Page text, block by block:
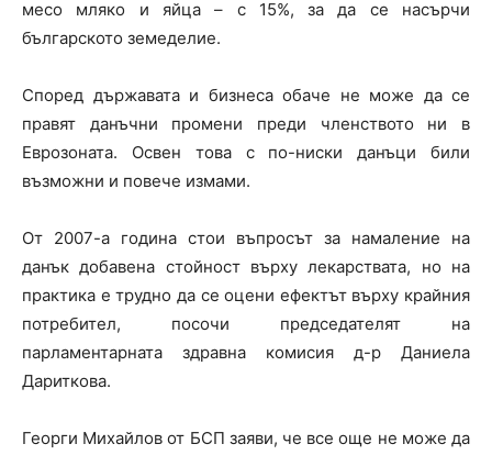
месо мляко и яйца – с 15%, за да се насърчи
българското земеделие.
Според държавата и бизнеса обаче не може да се
правят данъчни промени преди членството ни в
Еврозоната. Освен това с по-ниски данъци били
възможни и повече измами.
От 2007-а година стои въпросът за намаление на
данък добавена стойност върху лекарствата, но на
практика е трудно да се оцени ефектът върху крайния
потребител, посочи председателят на
парламентарната здравна комисия д-р Даниела
Дариткова.
Георги Михайлов от БСП заяви, че все още не може да